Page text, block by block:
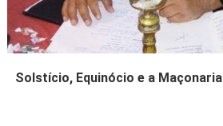
Solstício, Equinócio e a Maçonaria